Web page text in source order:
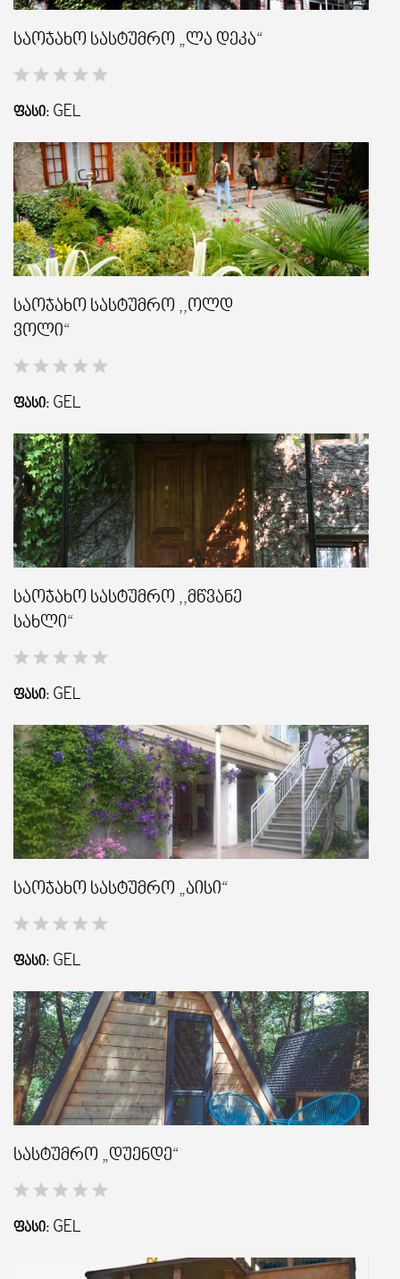
საოჯახო სასტუმრო „ლა დეკა“
ᲤᲐᲡᲘ: GEL
საოჯახო სასტუმრო ,,ოლდ
ვოლი“
ᲤᲐᲡᲘ: GEL
საოჯახო სასტუმრო ,,მწვანე
სახლი“
ᲤᲐᲡᲘ: GEL
საოჯახო სასტუმრო „აისი“
ᲤᲐᲡᲘ: GEL
სასტუმრო „დუენდე“
ᲤᲐᲡᲘ: GEL